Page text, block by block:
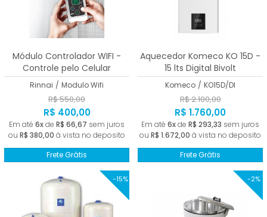
Módulo Controlador WIFI -
Controle pelo Celular
Rinnai / Modulo Wifi
R$ 550,00
R$ 400,00
Em até 6xde R$ 66,67 sem juros
ou R$ 380,00 à vista no deposito
Frete Grátis
Aquecedor Komeco KO 15D -
15 lts Digital Bivolt
Komeco / KO15D/DI
R$ 2.100,00
R$ 1.760,00
Em até 6xde R$ 293,33 sem juros
ou R$ 1.672,00 à vista no deposito
Frete Grátis
-15% -2%